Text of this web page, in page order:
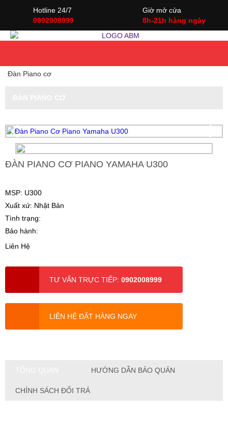
Hotline 24/7
0902008999
Giờ mở cửa
8h-21h hàng ngày
Đàn Piano cơ
ĐÀN PIANO CƠ PIANO YAMAHA U300
MSP: U300
Xuất xứ: Nhật Bản
Tình trạng:
Bảo hành:
Liên Hệ
TƯ VẤN TRỰC TIẾP: 0902008999
LIÊN HỆ ĐẶT HÀNG NGAY
HƯỚNG DẪN BẢO QUẢN
CHÍNH SÁCH ĐỔI TRẢ